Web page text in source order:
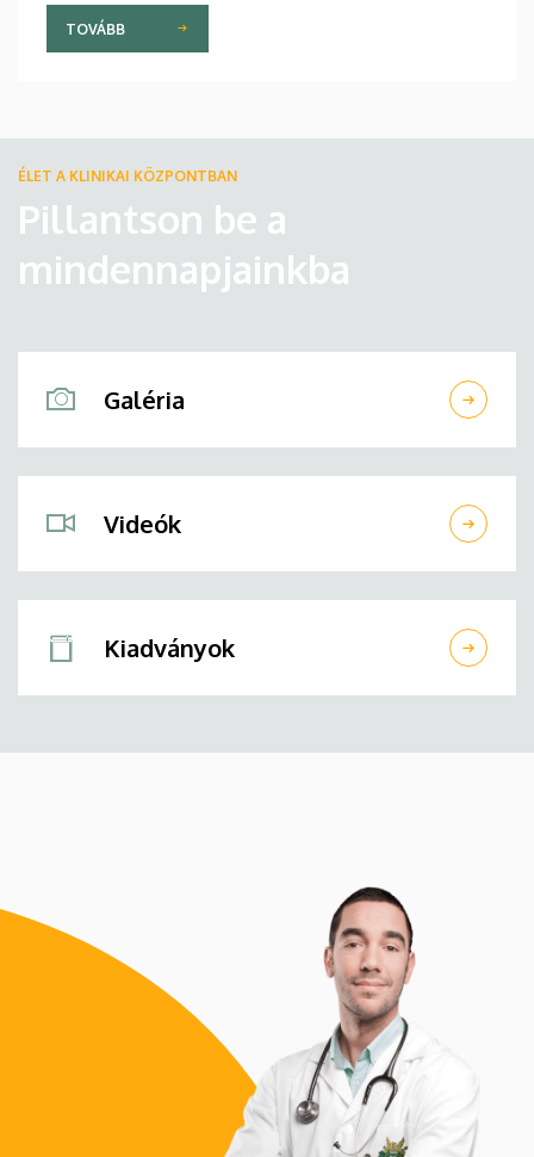
TOVÁBB
ÉLET A KLINIKAI KÖZPONTBAN
Pillantson be a
mindennapjainkba
Galéria
Videók
Kiadványok